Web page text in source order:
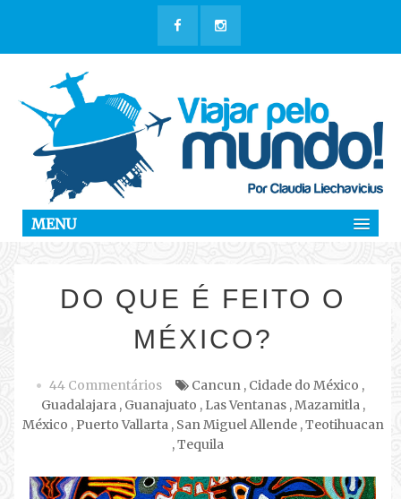
MENU
DO QUE É FEITO O
MÉXICO?
44 Commentários Cancun , Cidade do México ,
Guadalajara, Guanajuato , Las Ventanas,Mazamitla,
México , Puerto Vallarta, San Miguel Allende,Teotihuacan
,Tequila